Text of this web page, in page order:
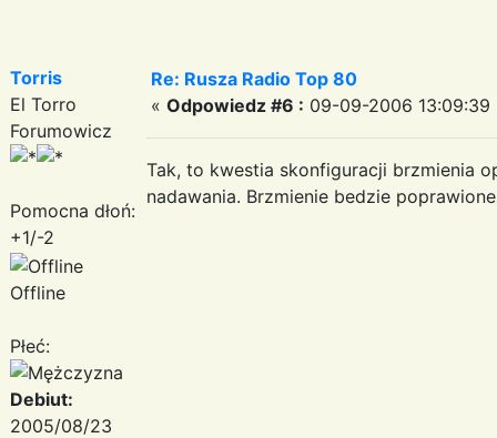
Torris
El Torro
Forumowicz
Pomocna dłoń:
+1/-2
Offline
Płeć:
Debiut:
2005/08/23
Re: Rusza Radio Top 80
« Odpowiedz #6 : 09-09-2006 13:09:39
Tak, to kwestia skonfiguracji brzmienia
nadawania. Brzmienie bedzie